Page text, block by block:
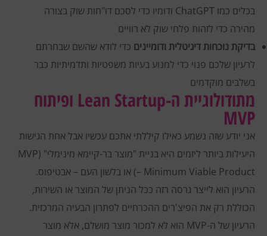
בכלים כמו ChatGPT ודומיו כדי לסכם דו"חות שוק בצורה
מהירה כדי לזהות פלחי שוק לא רוויים
בדיקת נוכחות דיגיטלית ודומיינים כדי לודא שהשם שבחרתם
לרעיון שלכם פנוי כדי למנוע בעיות משפטיות ותדמיתיות כבר
בשלבים מוקדמים
מתודולוגיית ה-Lean Startup ופיתוח
MVP
אני יודע שזה נשמע כאילו קיללתי אתכם עכשיו אבל אחת הגישות
היעילות ביותר ליזמים היא בניית "מוצר בר-קיימא מינימלי" (MVP
– Minimum Viable Product) או בלשון העם – אבטיפוס.
הרעיון הוא לייצר גרסה רזה ככל הניתן של המוצר או השירות,
הכוללת רק את הפיצ'רים ההכרחיים לפתרון הבעיה המרכזית.
הרעיון של
ה-MVP הוא לא למכור מוצר מושלם, אלא מוצר